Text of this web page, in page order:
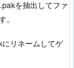
.pakを抽出してファ
。
リネームしてゲ